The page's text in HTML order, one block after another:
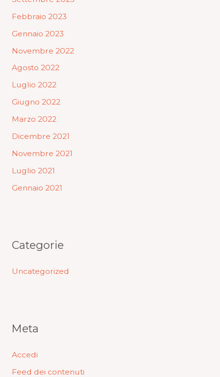
Febbraio 2023
Gennaio 2023
Novembre 2022
Agosto 2022
Luglio 2022
Giugno 2022
Marzo 2022
Dicembre 2021
Novembre 2021
Luglio 2021
Gennaio 2021
Categorie
Uncategorized
Meta
Accedi
Feed dei contenuti